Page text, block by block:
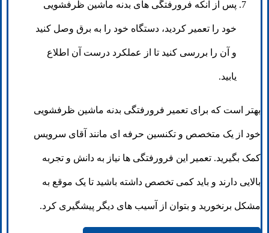
پس از آنکه فرورفتگی های بدنه ماشین ظرفشویی
خود را تعمیر کردید، دستگاه خود را به برق وصل کنید
و آن را بررسی کنید تا از عملکرد درست آن اطلاع
یابید.
بهتر است که برای تعمیر فرورفتگی بدنه ماشین ظرفشویی
خود از یک متخصص و تکنسین حرفه ای مانند آقای سرویس
کمک بگیرید. تعمیر این فرورفتگی ها نیاز به دانش و تجربه
بالایی دارند و باید کمی تخصص داشته باشید تا یک موقع به
مشکل برنخورید و بتوان از آسیب های دیگر پیشگیری کرد.